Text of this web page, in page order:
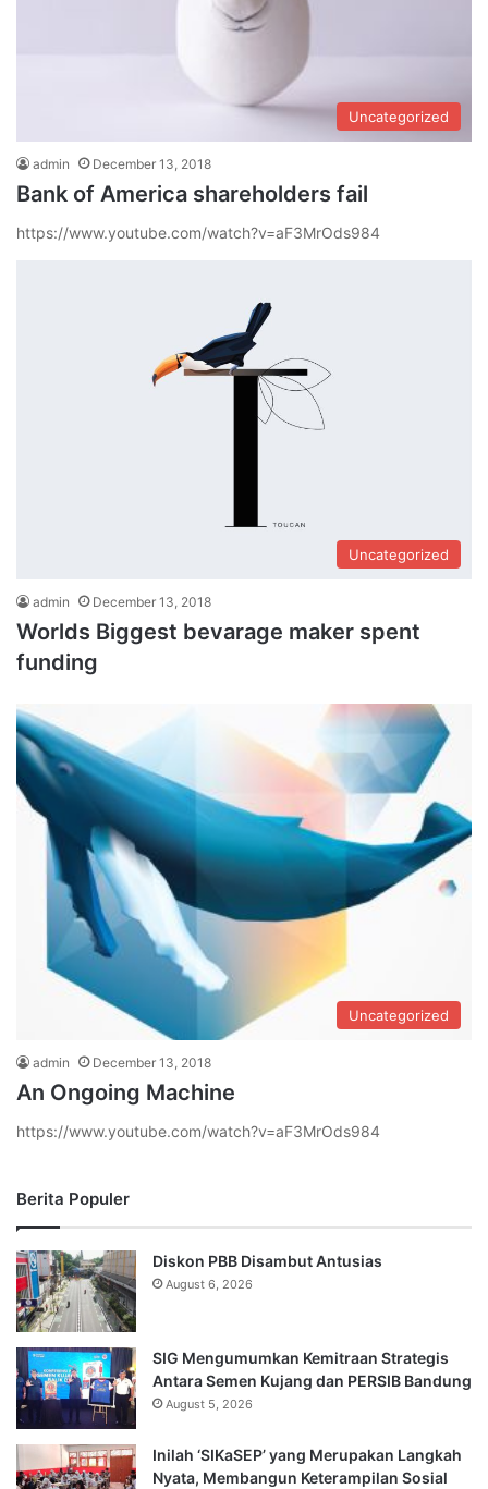
Uncategorized
admin December 13, 2018
Bank of America shareholders fail
https://www.youtube.com/watch?v=aF3MrOds984
Uncategorized
admin December 13, 2018
Worlds Biggest bevarage maker spent
funding
Uncategorized
admin December 13, 2018
An Ongoing Machine
https://www.youtube.com/watch?v=aF3MrOds984
Berita Populer
Diskon PBB Disambut Antusias
August 6, 2026
SIG Mengumumkan Kemitraan Strategis
Antara Semen Kujang dan PERSIB Bandung
August 5, 2026
Inilah ‘SIKaSEP’ yang Merupakan Langkah
Nyata, Membangun Keterampilan Sosial